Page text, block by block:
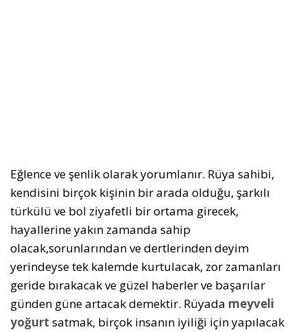
Eğlence ve şenlik olarak yorumlanır. Rüya sahibi,
kendisini birçok kişinin bir arada olduğu, şarkılı
türkülü ve bol ziyafetli bir ortama girecek,
hayallerine yakın zamanda sahip
olacak,sorunlarından ve dertlerinden deyim
yerindeyse tek kalemde kurtulacak, zor zamanları
geride bırakacak ve güzel haberler ve başarılar
günden güne artacak demektir. Rüyada meyveli
yoğurt satmak, birçok insanın iyiliği için yapılacak